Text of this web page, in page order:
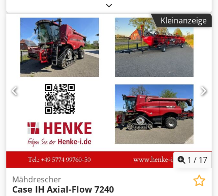
BestzustandBetriebsstunden: ca. 8.600Baujahr:
1988FrontkraftheberFrontzapfwelle30 km/h GetriebePreis:
24.500,00 Euro netto,Lagerort:null Dkodpfx Aezdmutoqper
Kleinanzeige
1 / 17
Mähdrescher
Case IH Axial-Flow 7240